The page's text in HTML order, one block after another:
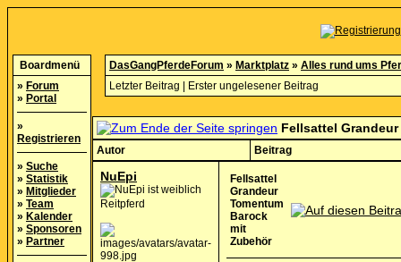
Boardmenü
» Forum
» Portal
»
Registrieren
» Suche
» Statistik
» Mitglieder
» Team
» Kalender
» Sponsoren
» Partner
DasGangPferdeForum » Marktplatz » Alles rund ums
Letzter Beitrag
Erster ungelesener Beitrag
Fellsattel
Autor Beitrag
NuEpi
Reitpferd
Fellsattel
Grandeur
Tomentum
Barock
mit
Zubehör